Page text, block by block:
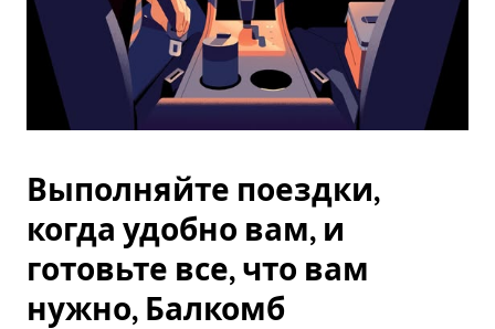
Выполняйте поездки,
когда удобно вам, и
готовьте все, что вам
нужно, Балкомб